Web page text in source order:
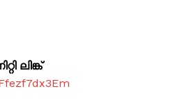
ലിങ്ക്